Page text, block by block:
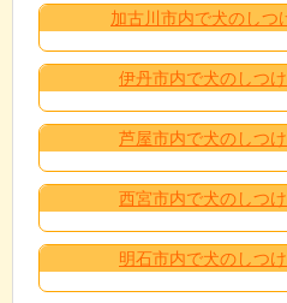
加古川市内で犬のしつ
伊丹市内で犬のしつ
芦屋市内で犬のしつ
西宮市内で犬のしつ
明石市内で犬のしつ